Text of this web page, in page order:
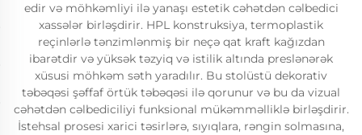
edir və möhkəmliyi ilə yanaşı estetik cəhətdən cəlbedici
xassələr birləşdirir. HPL konstruksiya, termoplastik
reçinlərlə tənzimlənmiş bir neçə qat kraft kağızdan
ibarətdir və yüksək təzyiq və istilik altında preslənərək
xüsusi möhkəm səth yaradılır. Bu stolüstü dekorativ
təbəqəsi şəffaf örtük təbəqəsi ilə qorunur və bu da vizual
cəhətdən cəlbediciliyi funksional mükəmməlliklə birləşdirir.
İstehsal prosesi xarici təsirlərə, sıyıqlara, rəngin solmasına,